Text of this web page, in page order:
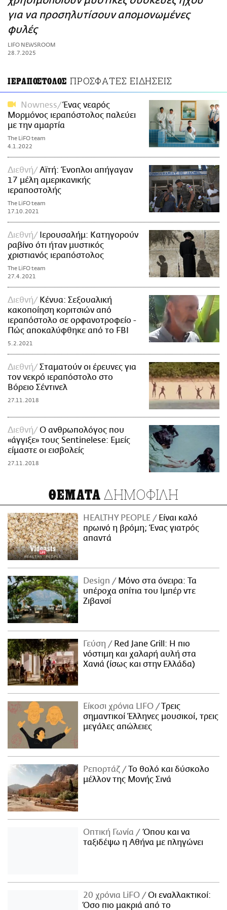
ΑΜΠΑ
PRINT
για να προσηλυτίσουν απομονωμένες
φυλές
LIFO NEWSROOM
28.7.2025
ΙΕΡΑΠΟΣΤΟΛΟΣ ΠΡΟΣΦΑΤΕΣ ΕΙΔΗΣΕΙΣ
Nowness
Ένας νεαρός
Μορμόνος ιεραπόστολος παλεύει
με την αμαρτία
The LiFO team
4.1.2022
Διεθνή
Αϊτή: Ένοπλοι απήγαγαν
17 μέλη αμερικανικής
ιεραποστολής
The LiFO team
17.10.2021
Διεθνή
Ιερουσαλήμ: Κατηγορούν
ραβίνο ότι ήταν μυστικός
χριστιανός ιεραπόστολος
The LiFO team
27.4.2021
Διεθνή
Κένυα: Σεξουαλική
κακοποίηση κοριτσιών από
ιεραπόστολο σε ορφανοτροφείο -
Πώς αποκαλύφθηκε από το FBI
5.2.2021
Διεθνή
Σταματούν οι έρευνες για
τον νεκρό ιεραπόστολο στο
Βόρειο Σέντινελ
27.11.2018
Διεθνή
Ο ανθρωπολόγος που
«άγγιξε» τους Sentinelese: Εμείς
είμαστε οι εισβολείς
27.11.2018
ΘΕΜΑΤΑ ΔΗΜΟΦΙΛΗ
HEALTHY PEOPLE
Είναι καλό
πρωινό η βρόμη; Ένας γιατρός
απαντά
Design
Μόνο στα όνειρα: Τα
υπέροχα σπίτια του Ιμπέρ ντε
Ζιβανσί
Γεύση
Red Jane Grill: Η πιο
νόστιμη και χαλαρή αυλή στα
Χανιά (ίσως και στην Ελλάδα)
Είκοσι χρόνια LIFO
Tρεις
σημαντικοί Έλληνες μουσικοί, τρεις
μεγάλες απώλειες
Ρεπορτάζ
Το θολό και δύσκολο
μέλλον της Μονής Σινά
Οπτική Γωνία
Όπου και να
ταξιδέψω η Αθήνα με πληγώνει
20 χρόνια LiFO
Οι εναλλακτικοί:
Όσο πιο μακριά από το